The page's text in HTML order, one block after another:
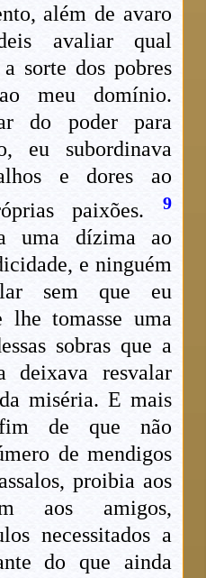
além de avaro
avaliar qual
sorte dos pobres
meu domínio.
do poder para
eu subordinava
e dores ao
paixões. 9
uma dízima ao
e ninguém
sem que eu
lhe tomasse uma
sobras que a
deixava resvalar
miséria. E mais
de que não
de mendigos
proibia aos
aos amigos,
necessitados a
do que ainda